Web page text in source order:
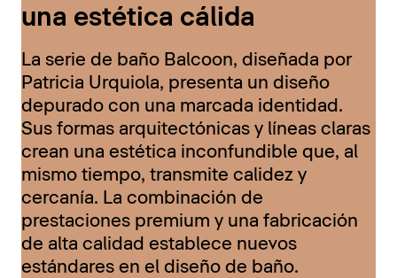
una estética cálida
La serie de baño Balcoon, diseñada por
Patricia Urquiola, presenta un diseño
depurado con una marcada identidad.
Sus formas arquitectónicas y líneas claras
crean una estética inconfundible que, al
mismo tiempo, transmite calidez y
cercanía. La combinación de
prestaciones premium y una fabricación
de alta calidad establece nuevos
estándares en el diseño de baño.